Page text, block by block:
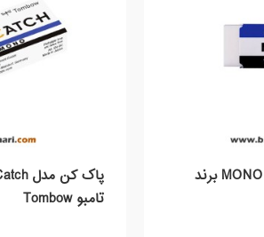
پاک کن مدل MONO PE-01A برند
تامبو Tombow